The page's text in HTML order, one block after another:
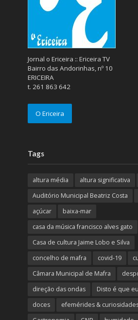
Jornal o Ericeira :: Ericeira TV
Bairro das Andorinhas, nº 10
ERICEIRA
t. 261 863 642
O Ericeira
Tags
altura média altura significativa
Auditório Municipal Beatriz Costa
açúcar
baixa-mar
casa da música francisco alves gato
Casa de cultura Jaime Lobo e Silva
concelho de mafra
covid-19
Câmara Municipal de Mafra
direção das ondas
Disto é que
doces
efemérides &